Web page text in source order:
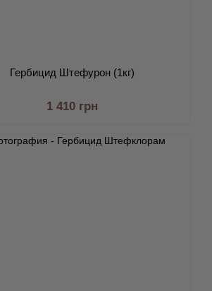
Гербицид Штефурон (1кг)
1 410 грн